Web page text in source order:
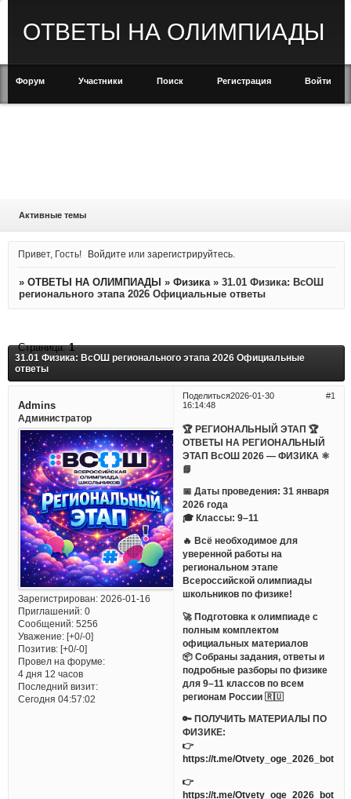
ОТВЕТЫ НА ОЛИМПИАДЫ
Форум Участники Поиск Регистрация Войти
Активные темы
Привет, Гость! Войдите илизарегистрируйтесь
» ОТВЕТЫ НА ОЛИМПИАДЫ » Физика » 31.01 Физика: ВсОШ
регионального этапа 2026 Официальные ответы
31.01 Физика: ВсОШ регионального этапа 2026 Официальные
ответы
Страница:1
Поделиться 1
2026-01-30
16:14:48
Admins
Администратор
Зарегистрирован: 2026-01-16
Приглашений:0
Сообщений:5256
Уважение: [+0/-0]
Позитив: [+0/-0]
Провел на форуме:
4 дня 12 часов
Последний визит:
Сегодня 04:57:02
🏆 РЕГИОНАЛЬНЫЙ ЭТАП 🏆
ОТВЕТЫ НА РЕГИОНАЛЬНЫЙ
ЭТАП ВсОШ 2026 — ФИЗИКА ⚛️
📘
📅 Даты проведения: 31 января
2026 года
🎓 Классы: 9–11
🔥 Всё необходимое для
уверенной работы на
региональном этапе
Всероссийской олимпиады
школьников по физике!
🚀 Подготовка к олимпиаде с
полным комплектом
официальных материалов
📦 Собраны задания, ответы и
подробные разборы по физике
для 9–11 классов по всем
регионам России 🇷🇺
🔑 ПОЛУЧИТЬ МАТЕРИАЛЫ ПО
ФИЗИКЕ:
👉
https://t.me/Otvety_oge_2026_bot
👉
https://t.me/Otvety_oge_2026_bot